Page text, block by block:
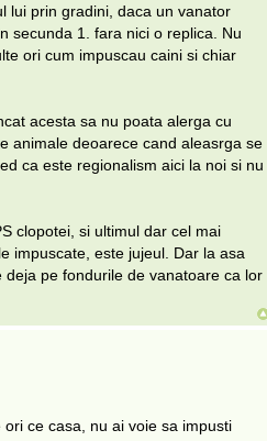
lui prin gradini, daca un vanator
secunda 1. fara nici o replica. Nu
ori cum impuscau caini si chiar
acesta sa nu poata alerga cu
animale deoarece cand aleasrga se
ca este regionalism aici la noi si nu
clopotei, si ultimul dar cel mai
impuscate, este jujeul. Dar la asa
pe fondurile de vanatoare ca lor
ce casa, nu ai voie sa impusti